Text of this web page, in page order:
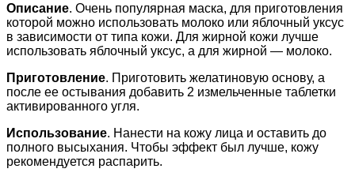
Описание. Очень популярная маска, для приготовления
которой можно использовать молоко или яблочный уксус
в зависимости от типа кожи. Для жирной кожи лучше
использовать яблочный уксус, а для жирной — молоко.
Приготовление. Приготовить желатиновую основу, а
после ее остывания добавить 2 измельченные таблетки
активированного угля.
Использование. Нанести на кожу лица и оставить до
полного высыхания. Чтобы эффект был лучше, кожу
рекомендуется распарить.